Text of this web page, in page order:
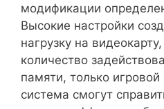
модификации
Высокие настройки
нагрузку на
количество
памяти, только игровой
система смогут